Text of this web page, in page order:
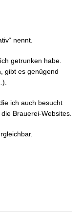
nennt.
getrunken habe.
gibt es genügend
ich auch besucht
Brauerei-Websites.